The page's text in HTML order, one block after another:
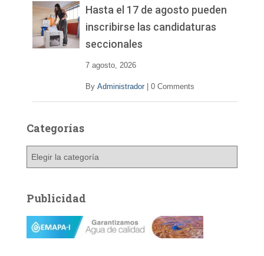
Hasta el 17 de agosto pueden
inscribirse las candidaturas
seccionales
7 agosto, 2026
By Administrador 0 Comments
Categorías
g
o
Publicidad